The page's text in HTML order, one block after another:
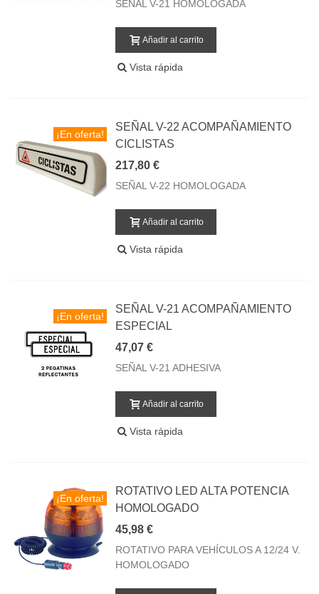
SEÑAL V-21 HOMOLOGADA
Añadir al carrito
Vista rápida
¡En oferta!
SEÑAL V-22 ACOMPAÑAMIENTO
CICLISTAS
217,80 €
SEÑAL V-22 HOMOLOGADA
Añadir al carrito
Vista rápida
¡En oferta!
SEÑAL V-21 ACOMPAÑAMIENTO
ESPECIAL
47,07 €
SEÑAL V-21 ADHESIVA
Añadir al carrito
Vista rápida
¡En oferta!
ROTATIVO LED ALTA POTENCIA
HOMOLOGADO
45,98 €
ROTATIVO PARA VEHÍCULOS A 12/24 V.
HOMOLOGADO